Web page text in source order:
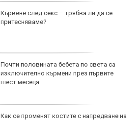
Кървене след секс – трябва ли да се
притесняваме?
Почти половината бебета по света са
изключително кърмени през първите
шест месеца
Как се променят костите с напредване на